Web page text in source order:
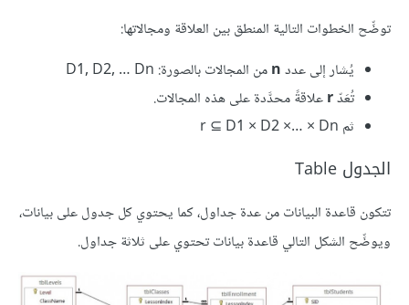
توضِّح الخطوات التالية المنطق بين العلاقة ومجالاتها:
يُشار إلى عددnمن المجالات بالصورة: D1, D2, … Dn
تُعَدّrعلاقةً محدَّدة على هذه المجالات.
ثم r ⊆ D1 × D2 ×… × Dn
الجدول Table
تتكون قاعدة البيانات من عدة جداول، كما يحتوي كل جدول على بيانات،
ويوضِّح الشكل التالي قاعدة بيانات تحتوي على ثلاثة جداول.